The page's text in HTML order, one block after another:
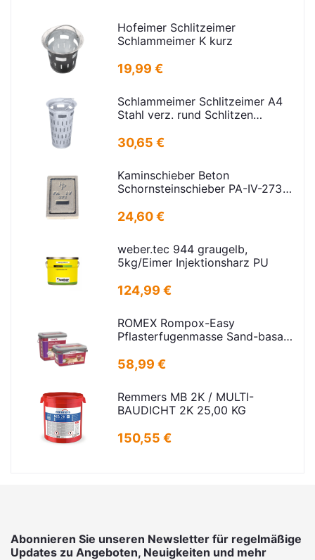
Hofeimer Schlitzeimer
Schlammeimer K kurz
19,99 €
Schlammeimer Schlitzeimer A4
Stahl verz. rund Schlitzen
30,65 €
Kaminschieber Beton
Schornsteinschieber PA-IV-273
16,5x24,5cm
24,60 €
weber.tec 944 graugelb,
5kg/Eimer Injektionsharz PU
124,99 €
ROMEX Rompox-Easy
Pflasterfugenmasse Sand-basalt
58,99 €
Remmers MB 2K / MULTI-
BAUDICHT 2K 25,00 KG
150,55 €
Abonnieren Sie unseren Newsletter für regelmäßige
Updates zu Angeboten, Neuigkeiten und mehr